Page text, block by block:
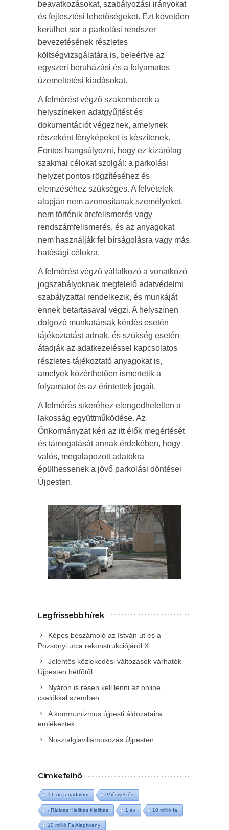
beavatkozásokat, szabályozási irányokat
és fejlesztési lehetőségeket. Ezt követően
kerülhet sor a parkolási rendszer
bevezetésének részletes
költségvizsgálatára is, beleértve az
egyszeri beruházási és a folyamatos
üzemeltetési kiadásokat.
A felmérést végző szakemberek a
helyszíneken adatgyűjtést és
dokumentációt végeznek, amelynek
részeként fényképeket is készítenek.
Fontos hangsúlyozni, hogy ez kizárólag
szakmai célokat szolgál: a parkolási
helyzet pontos rögzítéséhez és
elemzéséhez szükséges. A felvételek
alapján nem azonosítanak személyeket,
nem történik arcfelismerés vagy
rendszámfelismerés, és az anyagokat
nem használják fel bírságolásra vagy más
hatósági célokra.
A felmérést végző vállalkozó a vonatkozó
jogszabályoknak megfelelő adatvédelmi
szabályzattal rendelkezik, és munkáját
ennek betartásával végzi. A helyszínen
dolgozó munkatársak kérdés esetén
tájékoztatást adnak, és szükség esetén
átadják az adatkezeléssel kapcsolatos
részletes tájékoztató anyagokat is,
amelyek közérthetően ismertetik a
folyamatot és az érintettek jogait.
A felmérés sikeréhez elengedhetetlen a
lakosság együttműködése. Az
Önkormányzat kéri az itt élők megértését
és támogatását annak érdekében, hogy
valós, megalapozott adatokra
épülhessenek a jövő parkolási döntései
Újpesten.
Legfrissebb hírek
Képes beszámoló az István út és a
Pozsonyi utca rekonstrukciójáról X.
Jelentős közlekedési változások várhatók
Újpesten hétfőtől
Nyáron is résen kell lenni az online
csalókkal szemben
A kommunizmus újpesti áldozataira
emlékeztek
Nosztalgiavillamosozás Újpesten
Címkefelhő
'56-os forradalom (V)észjelzés
- Rálátás Kiállítás Kiállítás 1 év 10 millió fa
10 millió Fa Alapítvány